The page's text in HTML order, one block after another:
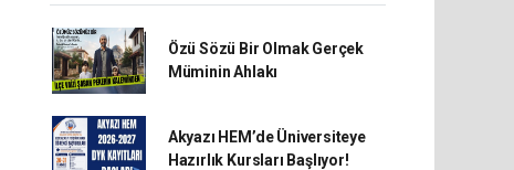
Özü Sözü Bir Olmak Gerçek
Müminin Ahlakı
Akyazı HEM’de Üniversiteye
Hazırlık Kursları Başlıyor!